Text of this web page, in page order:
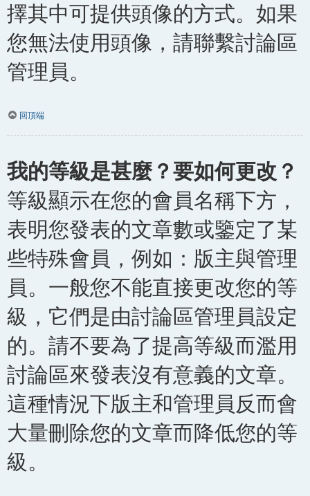
擇其中可提供頭像的方式。如果
您無法使用頭像，請聯繫討論區
管理員。
回頂端
我的等級是甚麼？要如何更改？
等級顯示在您的會員名稱下方，
表明您發表的文章數或鑒定了某
些特殊會員，例如：版主與管理
員。一般您不能直接更改您的等
級，它們是由討論區管理員設定
的。請不要為了提高等級而濫用
討論區來發表沒有意義的文章。
這種情況下版主和管理員反而會
大量刪除您的文章而降低您的等
級。